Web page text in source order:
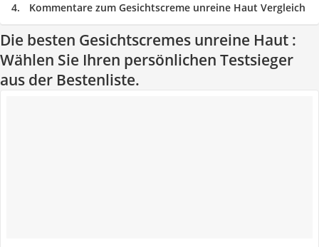
Kommentare zum Gesichtscreme unreine Haut Vergleich
Die besten Gesichtscremes unreine Haut :
Wählen Sie Ihren persönlichen Testsieger
aus der Bestenliste.